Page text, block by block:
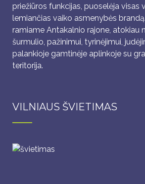
priežiūros funkcijas, puoselėja visas
lemiančias vaiko asmenybės
ramiame Antakalnio rajone, atokiau
šurmulio, pažinimui, tyrinėjimui,
palankioje gamtinėje aplinkoje su
teritorija.
VILNIAUS ŠVIETIMAS